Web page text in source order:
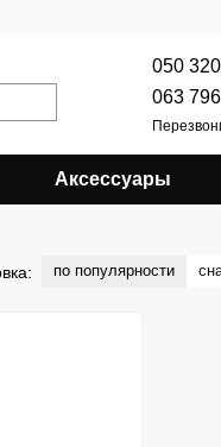
050
063
Аксессуары
по популярности